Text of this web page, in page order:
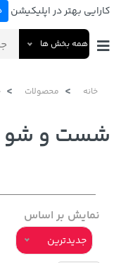
کارایی بهتر در اپلیکیشن
همه بخش ها
خانه محصولات
شست و شو
نمایش بر اساس
جدیدترین